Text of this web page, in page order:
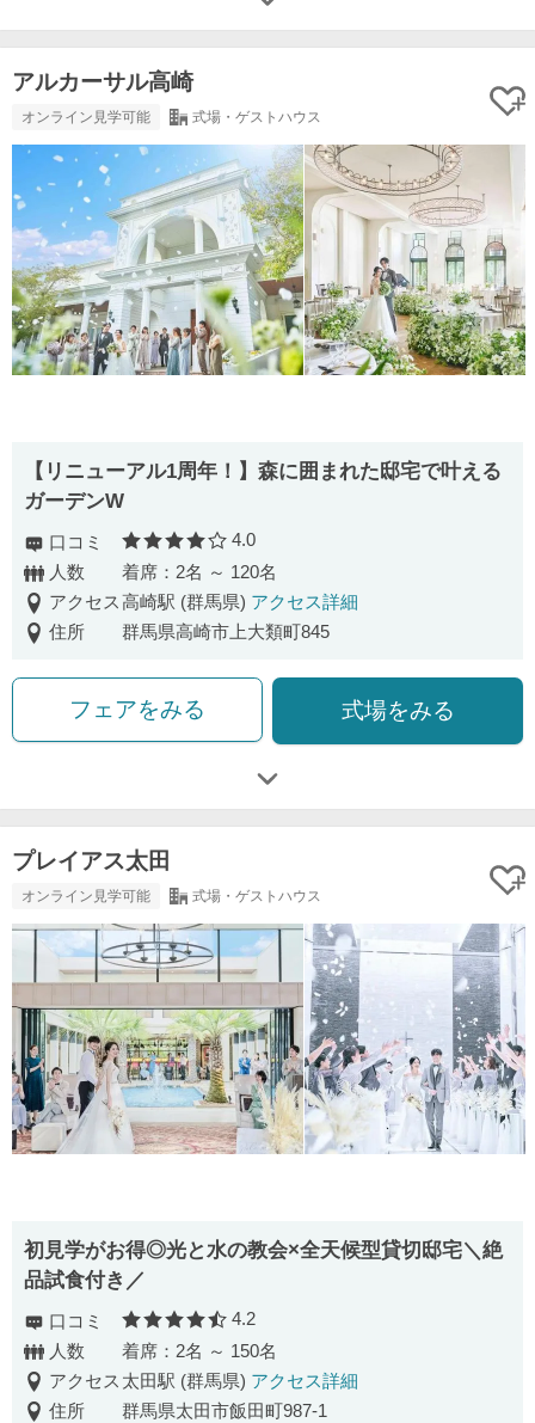
アルカーサル高崎
オンライン見学可能 式場・ゲストハウス
【リニューアル1周年！】森に囲まれた邸宅で叶える
ガーデンW
口コミ 口コミ評価
4.0
人数
着席：2名 ～ 120名
アクセス高崎駅 (群馬県) アクセス詳細
住所
群馬県高崎市上大類町845
フェアをみる 式場をみる
プレイアス太田
オンライン見学可能 式場・ゲストハウス
初見学がお得◎光と水の教会×全天候型貸切邸宅＼絶
品試食付き／
口コミ 口コミ評価
4.2
人数
着席：2名 ～ 150名
アクセス 太田駅 (群馬県) アクセス詳細
住所
群馬県太田市飯田町987-1